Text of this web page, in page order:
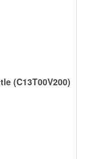
(C13T00V200)